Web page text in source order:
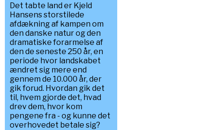
Det tabte land er Kjeld
Hansens storstilede
afdækning af kampen om
den danske natur og den
dramatiske forarmelse af
den de seneste 250 år, en
periode hvor landskabet
ændret sig mere end
gennem de 10.000 år, der
gik forud. Hvordan gik det
til, hvem gjorde det, hvad
drev dem, hvor kom
pengene fra - og kunne det
overhovedet betale sig?